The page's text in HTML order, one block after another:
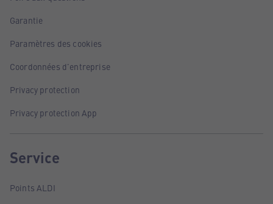
Garantie
Paramètres des cookies
Coordonnées d'entreprise
Privacy protection
Privacy protection App
Service
Points ALDI